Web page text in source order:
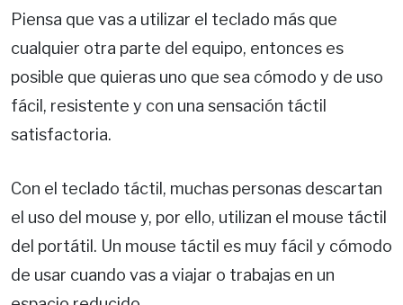
Piensa que vas a utilizar el teclado más que
cualquier otra parte del equipo, entonces es
posible que quieras uno que sea cómodo y de uso
fácil, resistente y con una sensación táctil
satisfactoria.
Con el teclado táctil, muchas personas descartan
el uso del mouse y, por ello, utilizan el mouse táctil
del portátil. Un mouse táctil es muy fácil y cómodo
de usar cuando vas a viajar o trabajas en un